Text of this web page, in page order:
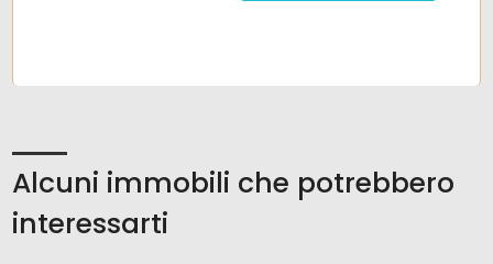
Alcuni immobili che potrebbero
interessarti